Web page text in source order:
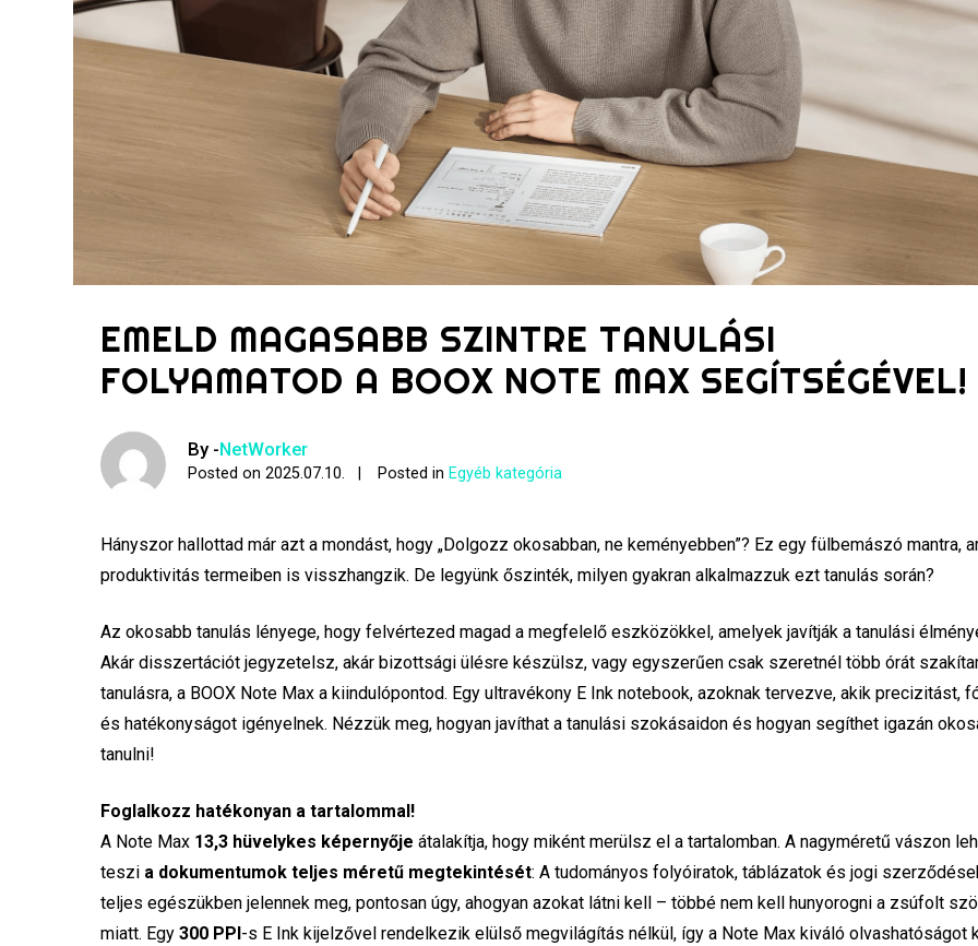
EMELD MAGASABB SZINTRE TANULÁSI
FOLYAMATOD A BOOX NOTE MAX SEGÍTSÉGÉVEL!
By -NetWorker
Posted on2025.07.10. Posted in Egyéb kategória
Hányszor hallottad már azt a mondást, hogy „Dolgozz okosabban, ne keményebben”? Ez egy fülbemászó mantra,
produktivitás termeiben is visszhangzik. De legyünk őszinték, milyen gyakran alkalmazzuk ezt tanulás során?
Az okosabb tanulás lényege, hogy felvértezed magad a megfelelő eszközökkel, amelyek javítják a tanulási
Akár disszertációt jegyzetelsz, akár bizottsági ülésre készülsz, vagy egyszerűen csak szeretnél több órát
tanulásra, a BOOX Note Max a kiindulópontod. Egy ultravékony E Ink notebook, azoknak tervezve, akik precizitást,
és hatékonyságot igényelnek. Nézzük meg, hogyan javíthat a tanulási szokásaidon és hogyan segíthet igazán
tanulni!
Foglalkozz hatékonyan a tartalommal!
A Note Max 13,3 hüvelykes képernyője átalakítja, hogy miként merülsz el a tartalomban. A nagyméretű vászon
teszi a dokumentumok teljes méretű megtekintését: A tudományos folyóiratok, táblázatok és jogi
teljes egészükben jelennek meg, pontosan úgy, ahogyan azokat látni kell – többé nem kell hunyorogni a zsúfolt
miatt. Egy300 PPI-s E Ink kijelzővel rendelkezik elülső megvilágítás nélkül, így a Note Max kiváló olvashatóságot